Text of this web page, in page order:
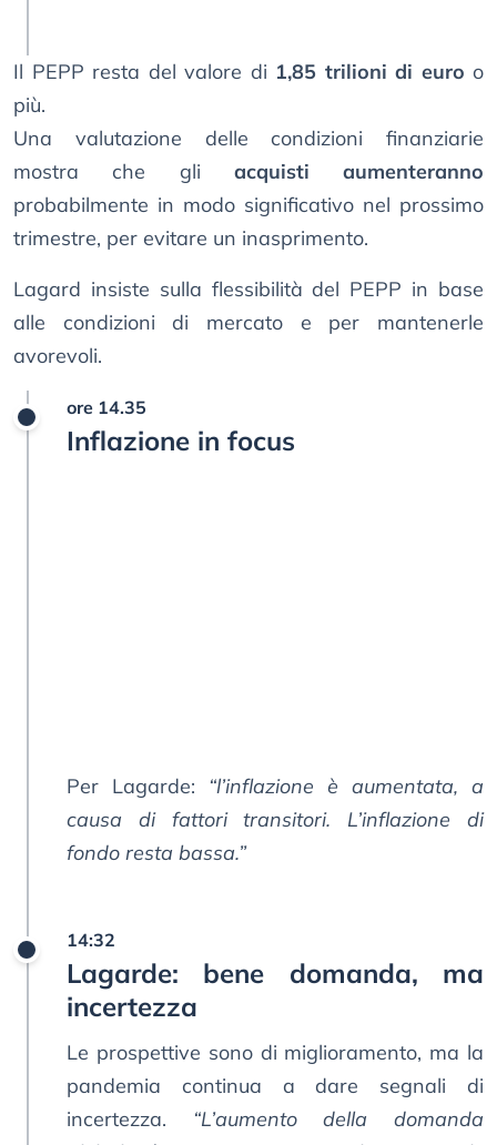
Il PEPP resta del valore di 1,85 trilioni di euro o
più.
Una valutazione delle condizioni finanziarie
mostra che gli acquisti aumenteranno
probabilmente in modo significativo nel prossimo
trimestre, per evitare un inasprimento.
Lagard insiste sulla flessibilità del PEPP in base
alle condizioni di mercato e per mantenerle
avorevoli.
ore 14.35
Inflazione in focus
Per Lagarde: “l’inflazione è aumentata, a
causa di fattori transitori. L’inflazione di
fondo resta bassa.”
14:32
Lagarde: bene domanda, ma
incertezza
Le prospettive sono di miglioramento, ma la
pandemia continua a dare segnali di
incertezza.
“L’aumento della domanda